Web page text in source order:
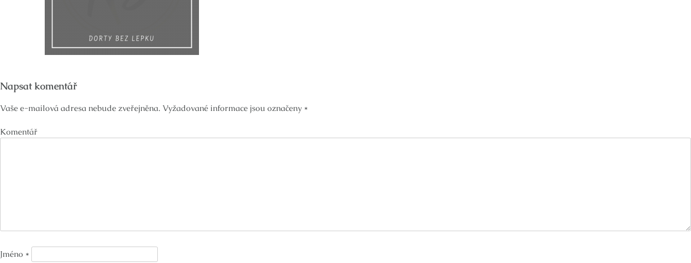
Napsat komentář
Vaše e-mailová adresa nebude zveřejněna. Vyžadované informace jsou označeny *
Komentář
Jméno *